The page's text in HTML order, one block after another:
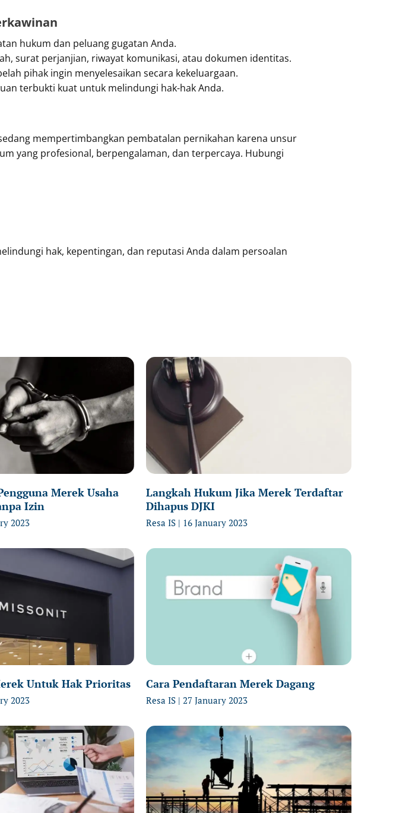
hukum dan peluang gugatan Anda.
surat perjanjian, riwayat komunikasi, atau dokumen identitas.
pihak ingin menyelesaikan secara kekeluargaan.
terbukti kuat untuk melindungi hak-hak Anda.
mempertimbangkan pembatalan pernikahan karena unsur
yang profesional, berpengalaman, dan terpercaya. Hubungi
hak, kepentingan, dan reputasi Anda dalam persoalan
Merek Usaha
Izin
2023
Langkah Hukum Jika Merek Terdaftar
Dihapus DJKI
Resa IS 16 January 2023
Untuk Hak Prioritas
2023
Cara Pendaftaran Merek Dagang
Resa IS 27 January 2023
Page Page PagePage